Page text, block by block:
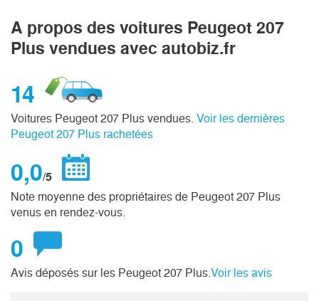
A propos des voitures Peugeot 207
Plus vendues avec autobiz.fr
14
Voitures Peugeot 207 Plus vendues. Voir les dernières
Peugeot 207 Plus rachetées
0,0/5
Note moyenne des propriétaires de Peugeot 207 Plus
venus en rendez-vous.
0
Avis déposés sur les Peugeot 207 Plus. Voir les avis